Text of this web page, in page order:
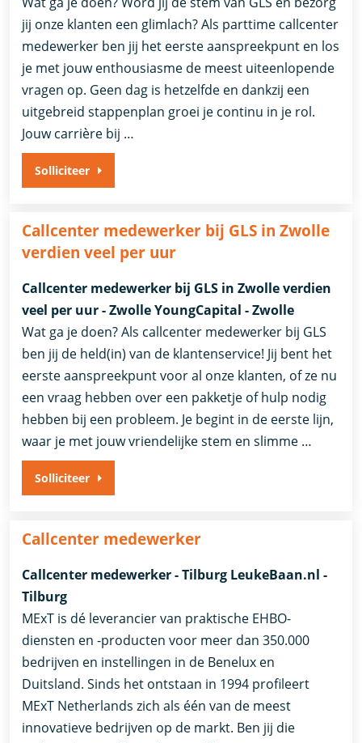
jij onze klanten een glimlach? Als parttime callcenter
medewerker ben jij het eerste aanspreekpunt en los
je met jouw enthousiasme de meest uiteenlopende
vragen op. Geen dag is hetzelfde en dankzij een
uitgebreid stappenplan groei je continu in je rol.
Jouw carrière bij …
Solliciteer
Callcenter medewerker bij GLS in Zwolle
verdien veel per uur
Callcenter medewerker bij GLS in Zwolle verdien
veel per uur - Zwolle YoungCapital - Zwolle
Wat ga je doen? Als callcenter medewerker bij GLS
ben jij de held(in) van de klantenservice! Jij bent het
eerste aanspreekpunt voor al onze klanten, of ze nu
een vraag hebben over een pakketje of hulp nodig
hebben bij een probleem. Je begint in de eerste lijn,
waar je met jouw vriendelijke stem en slimme …
Solliciteer
Callcenter medewerker
Callcenter medewerker - Tilburg LeukeBaan.nl -
Tilburg
MExT is dé leverancier van praktische EHBO-
diensten en -producten voor meer dan 350.000
bedrijven en instellingen in de Benelux en
Duitsland. Sinds het ontstaan in 1994 profileert
MExT Netherlands zich als één van de meest
innovatieve bedrijven op de markt. Ben jij die